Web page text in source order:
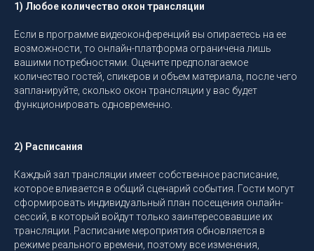
1) Любое количество окон трансляции
Если в программе видеоконференций вы опираетесь на ее
возможности, то онлайн-платформа ограничена лишь
вашими потребностями. Оцените предполагаемое
количество гостей, спикеров и объем материала, после чего
запланируйте, сколько окон трансляции у вас будет
функционировать одновременно.
2) Расписания
Каждый зал трансляции имеет собственное расписание,
которое вливается в общий сценарий события. Гости могут
сформировать индивидуальный план посещения онлайн-
сессий, в который войдут только заинтересовавшие их
трансляции. Расписание мероприятия обновляется в
режиме реального времени, поэтому все изменения,